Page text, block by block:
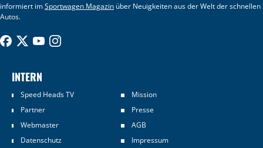
informiert imSportwagen Magazin über Neuigkeiten aus der Welt der schnellen
Autos.
INTERN
Speed Heads TV
Mission
Partner
Presse
Webmaster
AGB
Datenschutz
Impressum